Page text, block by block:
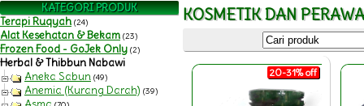
KATEGORI PRODUK
Terapi Ruqyah (24)
Alat Kesehatan & Bekam (23)
Frozen Food - GoJek Only (2)
Herbal & Thibbun Nabawi
Aneka Sabun (49)
Anemia (Kurang Darah) (39)
KOSMETIK DAN
20-31% off